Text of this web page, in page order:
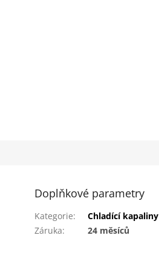
Doplňkové parametry
Kategorie:
Chladící kapaliny
Záruka: 24 měsíců